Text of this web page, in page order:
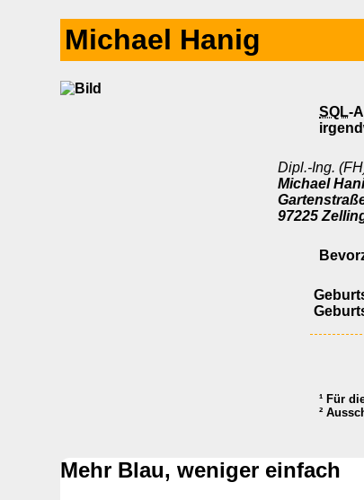
Michael Hanig
SQL-
Dipl.-Ing.
Michael
97225
¹ Für
²
Mehr Blau, weniger einfach